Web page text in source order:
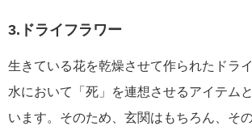
3.ドライフラワー
生きている花を乾燥させて作られたドラ
水において「死」を連想させるアイテム
います。そのため、玄関はもちろん、そ